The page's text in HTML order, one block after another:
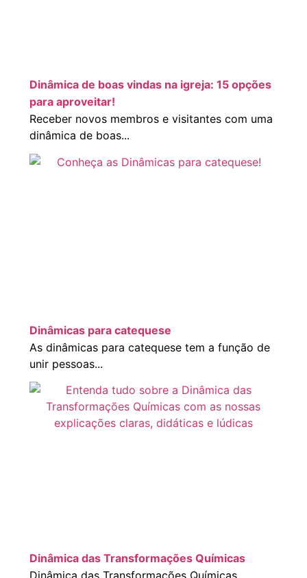
Dinâmica de boas vindas na igreja: 15 opções
para aproveitar!
Receber novos membros e visitantes com uma
dinâmica de boas...
Dinâmicas para catequese
As dinâmicas para catequese tem a função de
unir pessoas...
Dinâmica das Transformações Químicas